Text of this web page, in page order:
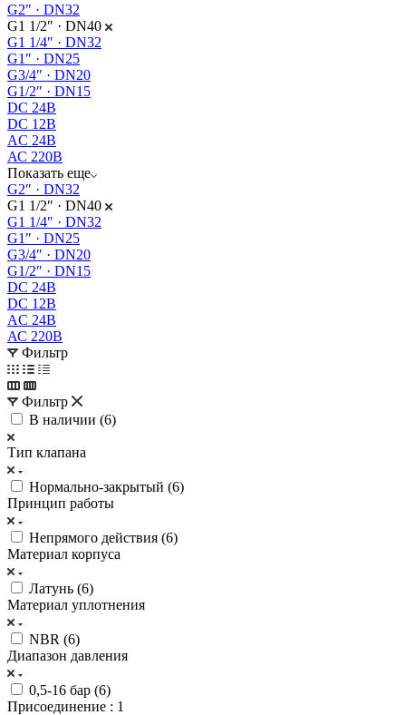
G2″ · DN32
G1 1/2″ · DN40
G1 1/4″ · DN32
G1″ · DN25
G3/4″ · DN20
G1/2″ · DN15
DC 24В
DC 12В
AC 24В
АС 220В
Показать еще
G2″ · DN32
G1 1/2″ · DN40
G1 1/4″ · DN32
G1″ · DN25
G3/4″ · DN20
G1/2″ · DN15
DC 24В
DC 12В
AC 24В
АС 220В
Фильтр
Фильтр
В наличии (6)
Тип клапана
Нормально-закрытый (6)
Принцип работы
Непрямого действия (6)
Материал корпуса
Латунь (6)
Материал уплотнения
NBR (6)
Диапазон давления
0,5-16 бар (6)
Присоединение : 1